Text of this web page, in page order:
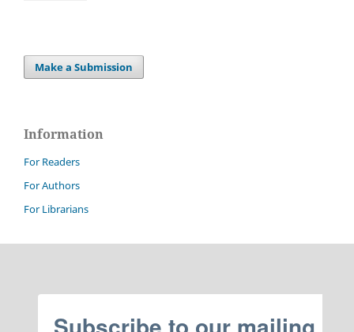
Make a Submission
Information
For Readers
For Authors
For Librarians